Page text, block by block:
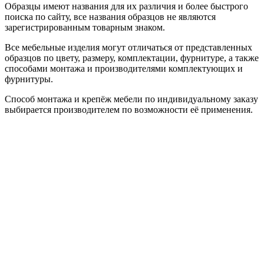
Образцы имеют названия для их различия и более быстрого
поиска по сайту, все названия образцов не являются
зарегистрированным товарным знаком.
Все мебельные изделия могут отличаться от представленных
образцов по цвету, размеру, комплектации, фурнитуре, а также
способами монтажа и производителями комплектующих и
фурнитуры.
Способ монтажа и крепёж мебели по индивидуальному заказу
выбирается производителем по возможности её применения.